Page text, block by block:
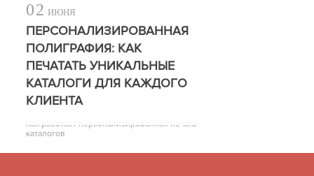
02 ИЮНЯ
ПЕРСОНАЛИЗИРОВАННАЯ
ПОЛИГРАФИЯ: КАК
ПЕЧАТАТЬ УНИКАЛЬНЫЕ
КАТАЛОГИ ДЛЯ КАЖДОГО
КЛИЕНТА
Как работает персонализированная печать
каталогов